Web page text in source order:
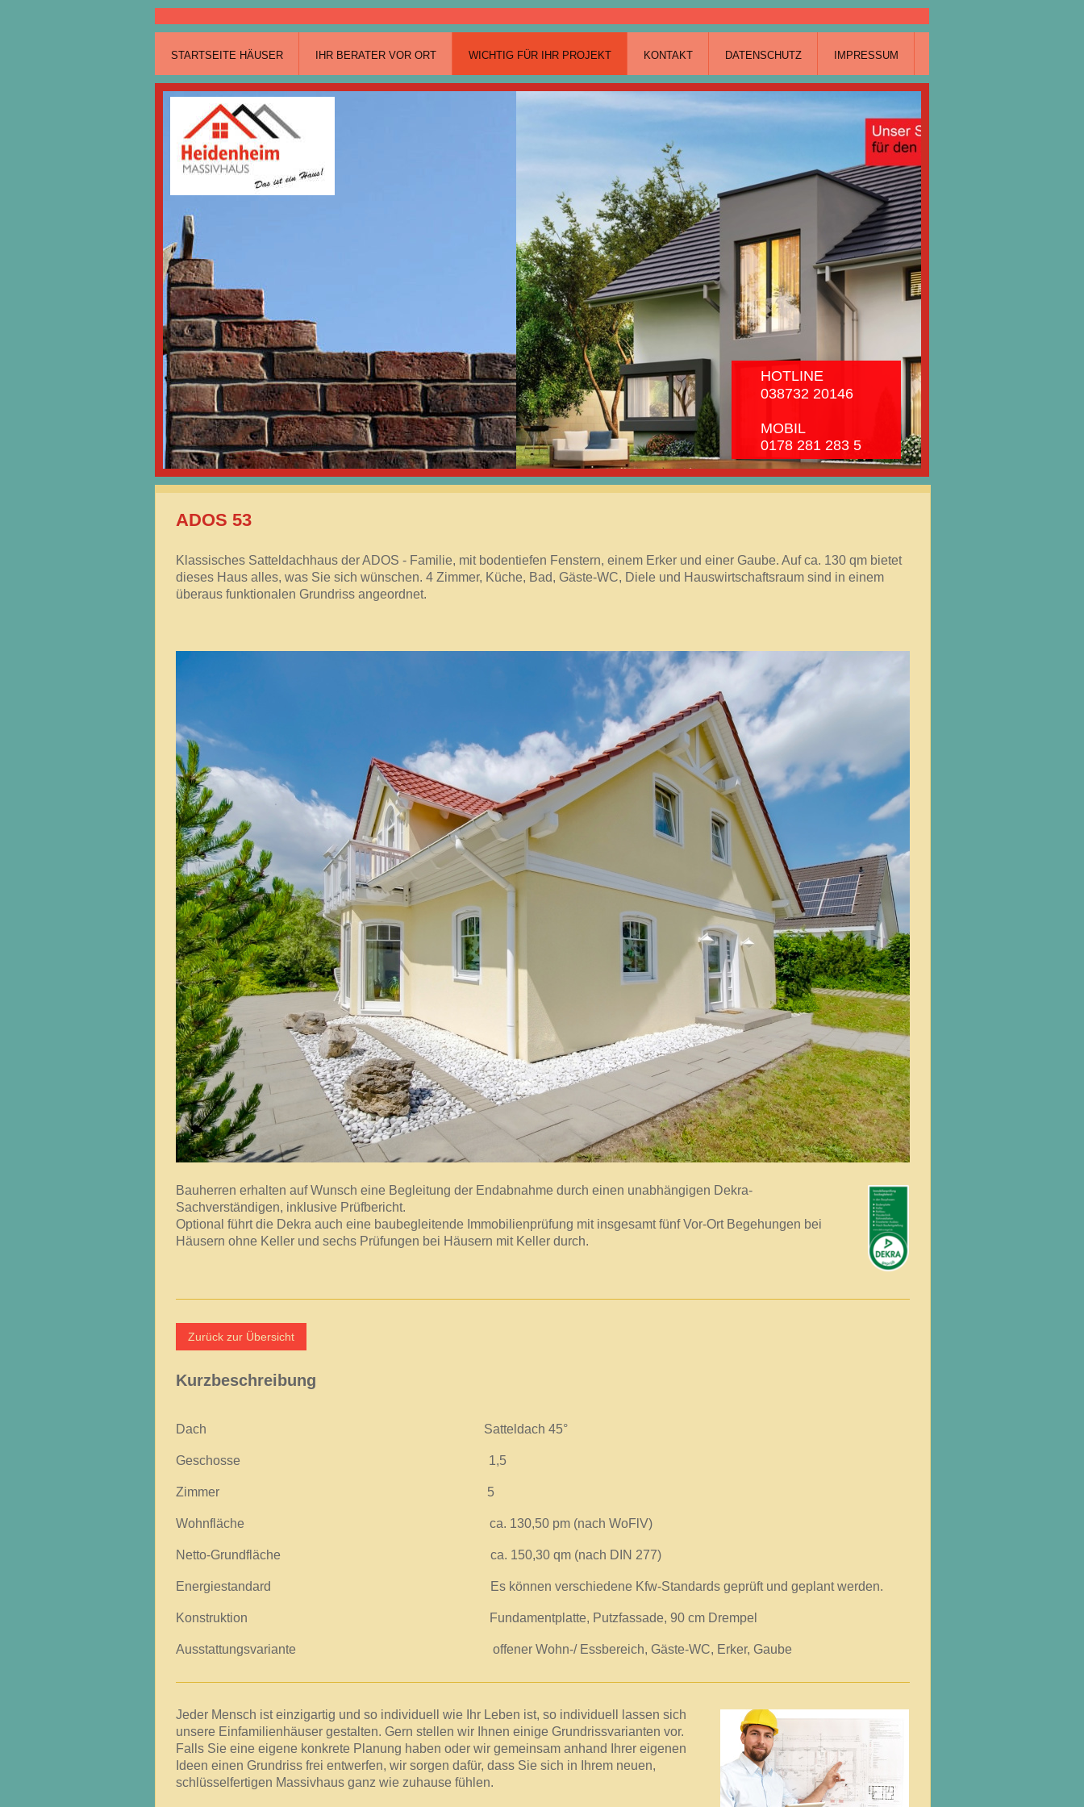
STARTSEITE HÄUSER IHR BERATER VOR ORT WICHTIG FÜR IHR PROJEKT KONTAKT DATENSCHUTZ IMPRESSUM
HOTLINE
038732 20146
MOBIL
0178 281 283 5
ADOS 53
Klassisches Satteldachhaus der ADOS - Familie, mit bodentiefen Fenstern, einem Erker und einer Gaube. Auf ca. 130 qm bietet
dieses Haus alles, was Sie sich wünschen. 4 Zimmer, Küche, Bad, Gäste-WC, Diele und Hauswirtschaftsraum sind in einem
überaus funktionalen Grundriss angeordnet.
Bauherren erhalten auf Wunsch eine Begleitung der Endabnahme durch einen unabhängigen Dekra-
Sachverständigen, inklusive Prüfbericht.
Optional führt die Dekra auch eine baubegleitende Immobilienprüfung mit insgesamt fünf Vor-Ort Begehungen bei
Häusern ohne Keller und sechs Prüfungen bei Häusern mit Keller durch.
Zurück zur Übersicht
Kurzbeschreibung
Dach Satteldach 45°
Geschosse 1,5
Zimmer 5
Wohnfläche ca. 130,50 pm (nach WoFlV)
Netto-Grundfläche ca. 150,30 qm (nach DIN 277)
Energiestandard Es können verschiedene Kfw-Standards geprüft und geplant werden.
Konstruktion Fundamentplatte, Putzfassade, 90 cm Drempel
Ausstattungsvariante offener Wohn-/ Essbereich, Gäste-WC, Erker, Gaube
Jeder Mensch ist einzigartig und so individuell wie Ihr Leben ist, so individuell lassen sich
unsere Einfamilienhäuser gestalten. Gern stellen wir Ihnen einige Grundrissvarianten vor.
Falls Sie eine eigene konkrete Planung haben oder wir gemeinsam anhand Ihrer eigenen
Ideen einen Grundriss frei entwerfen, wir sorgen dafür, dass Sie sich in Ihrem neuen,
schlüsselfertigen Massivhaus ganz wie zuhause fühlen.